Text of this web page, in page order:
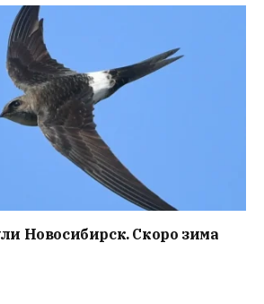
Новосибирск. Скоро зима